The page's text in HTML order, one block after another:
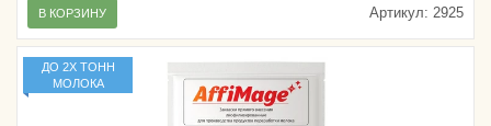
Артикул: 2925
В КОРЗИНУ
ДО 2Х ТОНН
МОЛОКА